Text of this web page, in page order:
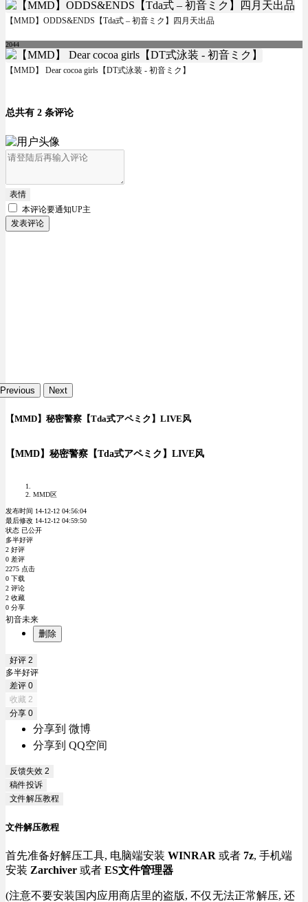
【MMD】ODDS&ENDS【Tda式 – 初音ミク】四月天出品
2044
【MMD】 Dear cocoa girls【DT式泳装 - 初音ミク】
总共有 2 条评论
表情
本评论要通知UP主
发表评论
Previous Next
【MMD】秘密警察【Tda式アペミク】LIVE风
【MMD】秘密警察【Tda式アペミク】LIVE风
MMD区
发布时间 14-12-12 04:56:04
最后修改 14-12-12 04:59:50
状态 已公开
多半好评
2 好评
0 差评
2275 点击
0 下载
2 评论
2 收藏
0 分享
初音未来
删除
好评 2
多半好评
差评 0
收藏 2
分享 0
分享到 微博
分享到 QQ空间
反馈失效 2
稿件投诉
文件解压教程
文件解压教程
首先准备好解压工具, 电脑端安装 WINRAR 或者 7z, 手机端
安装 Zarchiver 或者 ES文件管理器
(注意不要安装国内应用商店里的盗版, 不仅无法正常解压, 还